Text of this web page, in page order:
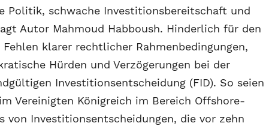
Politik, schwache Investitionsbereitschaft und
Autor Mahmoud Habboush. Hinderlich für den
klarer rechtlicher Rahmenbedingungen,
Hürden und Verzögerungen bei der
Investitionsentscheidung (FID). So seien
Vereinigten Königreich im Bereich Offshore-
von Investitionsentscheidungen, die vor zehn